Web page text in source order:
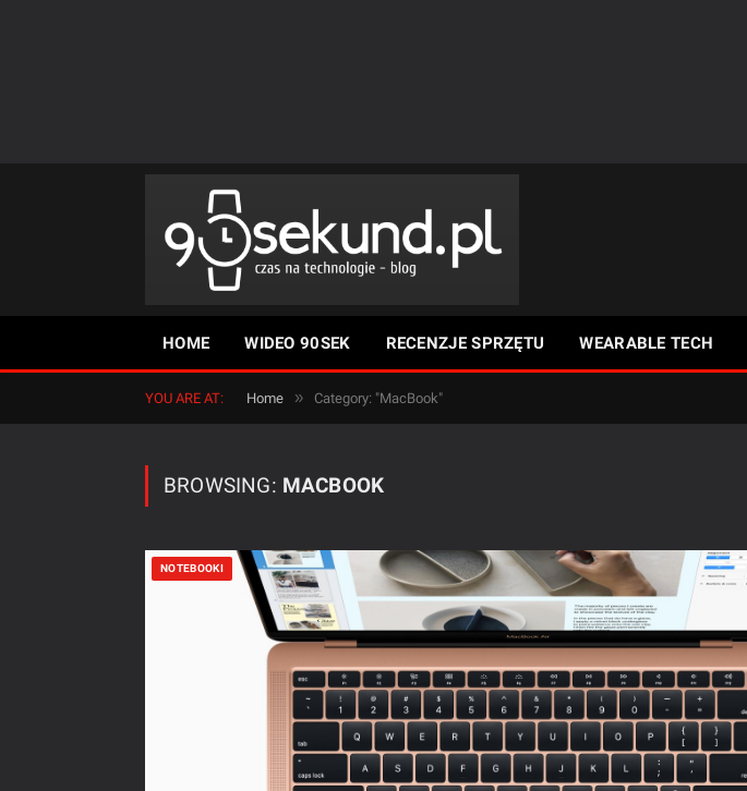
HOME WIDEO 90SEK RECENZJE SPRZĘTU WEARABLE TECH
YOU ARE AT: Home » Category: "MacBook"
BROWSING: MACBOOK
NOTEBOOKI